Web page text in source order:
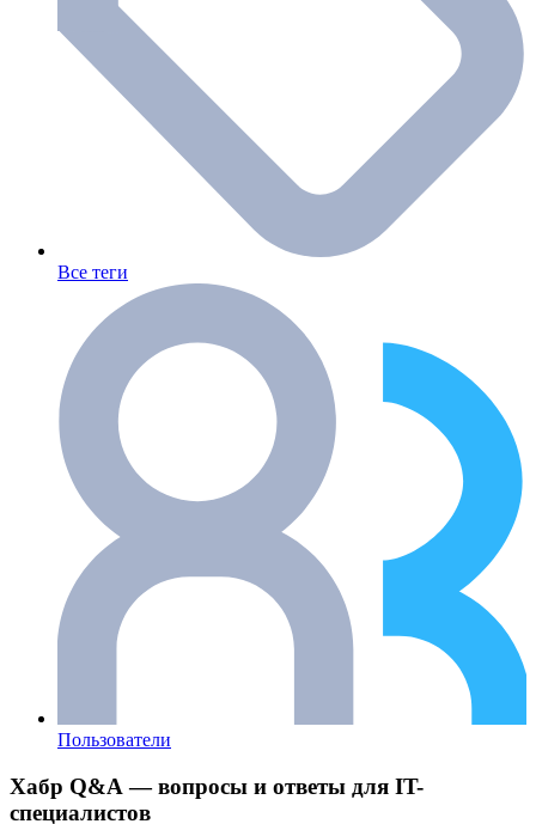
Все теги
Пользователи
Хабр Q&A — вопросы и ответы для IT-
специалистов